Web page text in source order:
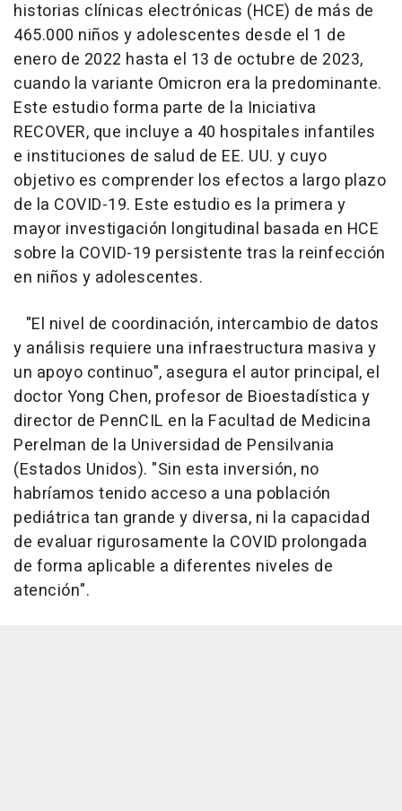
historias clínicas electrónicas (HCE) de más de
465.000 niños y adolescentes desde el 1 de
enero de 2022 hasta el 13 de octubre de 2023,
cuando la variante Omicron era la predominante.
Este estudio forma parte de la Iniciativa
RECOVER, que incluye a 40 hospitales infantiles
e instituciones de salud de EE. UU. y cuyo
objetivo es comprender los efectos a largo plazo
de la COVID-19. Este estudio es la primera y
mayor investigación longitudinal basada en HCE
sobre la COVID-19 persistente tras la reinfección
en niños y adolescentes.
"El nivel de coordinación, intercambio de datos
y análisis requiere una infraestructura masiva y
un apoyo continuo", asegura el autor principal, el
doctor Yong Chen, profesor de Bioestadística y
director de PennCIL en la Facultad de Medicina
Perelman de la Universidad de Pensilvania
(Estados Unidos). "Sin esta inversión, no
habríamos tenido acceso a una población
pediátrica tan grande y diversa, ni la capacidad
de evaluar rigurosamente la COVID prolongada
de forma aplicable a diferentes niveles de
atención".